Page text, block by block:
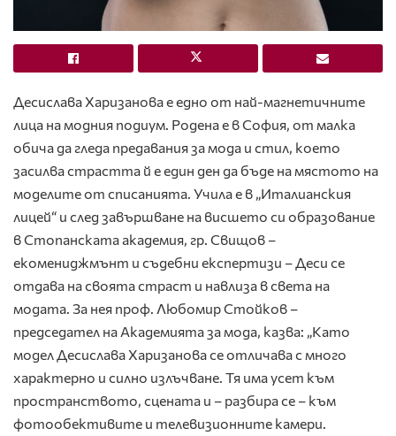
Десислава Харизанова е едно от най-магнетичните
лица на модния подиум. Родена е в София, от малка
обича да гледа предавания за мода и стил, което
засилва страстта й е един ден да бъде на мястото на
моделите от списанията. Учила е в „Италианския
лицей“ и след завършване на висшето си образование
в Стопанската академия, гр. Свищов –
екомениджмънт и съдебни експертизи – Деси се
отдава на своята страст и навлиза в света на
модата. За нея проф. Любомир Стойков –
председател на Академията за мода, казва: „Като
модел Десислава Харизанова се отличава с много
характерно и силно излъчване. Тя има усет към
пространството, сцената и – разбира се – към
фотообективите и телевизионните камери.